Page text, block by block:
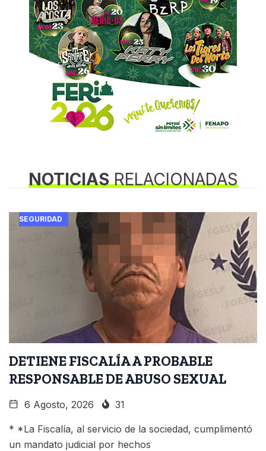
NOTICIASRELACIONADAS
SEGURIDAD
DETIENE FISCALÍA A PROBABLE
RESPONSABLE DE ABUSO SEXUAL
6 Agosto, 2026 31
* *La Fiscalía, al servicio de la sociedad, cumplimentó
un mandato judicial por hechos